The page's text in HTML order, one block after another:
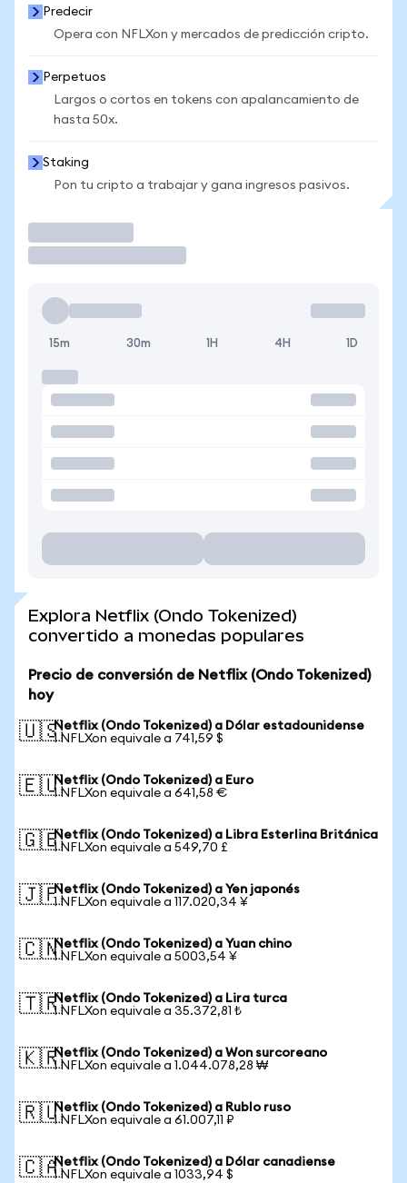
Predecir
Opera con NFLXon y mercados de predicción cripto.
Perpetuos
Largos o cortos en tokens con apalancamiento de
hasta 50x.
Staking
Pon tu cripto a trabajar y gana ingresos pasivos.
15m 30m 1H 4H 1D
Explora Netflix (Ondo Tokenized)
convertido a monedas populares
Precio de conversión de Netflix (Ondo Tokenized)
hoy
🇺🇸Netflix (Ondo Tokenized) a Dólar estadounidense
1 NFLXon equivale a 741,59 $
🇪🇺Netflix (Ondo Tokenized) a Euro
1 NFLXon equivale a 641,58 €
🇬🇧Netflix (Ondo Tokenized) a Libra Esterlina Británica
1 NFLXon equivale a 549,70 £
🇯🇵Netflix (Ondo Tokenized) a Yen japonés
1 NFLXon equivale a 117.020,34 ¥
🇨🇳Netflix (Ondo Tokenized) a Yuan chino
1 NFLXon equivale a 5003,54 ¥
🇹🇷Netflix (Ondo Tokenized) a Lira turca
1 NFLXon equivale a 35.372,81 ₺
🇰🇷Netflix (Ondo Tokenized) a Won surcoreano
1 NFLXon equivale a 1.044.078,28 ₩
🇷🇺Netflix (Ondo Tokenized) a Rublo ruso
1 NFLXon equivale a 61.007,11 ₽
🇨🇦Netflix (Ondo Tokenized) a Dólar canadiense
1 NFLXon equivale a 1033,94 $